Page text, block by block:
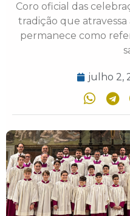
Coro oficial das
tradição que atravessa
permanece como
julho 2,